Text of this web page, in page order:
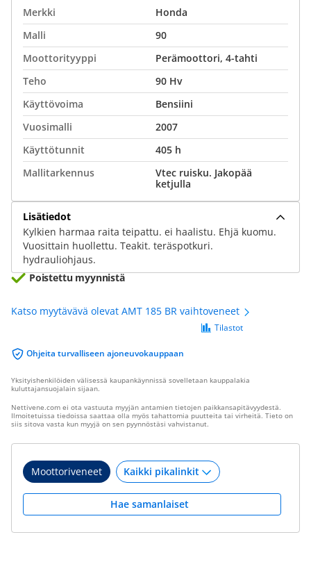
Merkki
Honda
Malli
90
Moottorityyppi
Perämoottori, 4-tahti
Teho
90 Hv
Käyttövoima
Bensiini
Vuosimalli
2007
Käyttötunnit
405 h
Mallitarkennus
Vtec ruisku. Jakopää
ketjulla
Lisätiedot
Kylkien harmaa raita teipattu. ei haalistu. Ehjä kuomu.
Vuosittain huollettu. Teakit. teräspotkuri.
hydrauliohjaus.
Poistettu myynnistä
Katso myytävävä olevat AMT 185 BR vaihtoveneet
Ohjeita turvalliseen ajoneuvokauppaan
Tilastot
Yksityishenkilöiden välisessä kaupankäynnissä sovelletaan kauppalakia
kuluttajansuojalain sijaan.
Nettivene.com ei ota vastuuta myyjän antamien tietojen paikkansapitävyydestä.
Ilmoitetuissa tiedoissa saattaa olla myös tahattomia puutteita tai virheitä. Tieto on
siis sitova vasta kun myyjä on sen pyynnöstäsi vahvistanut.
Moottoriveneet
Hae samanlaiset